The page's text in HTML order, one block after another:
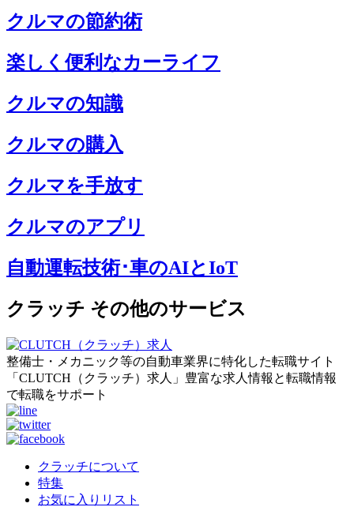
クルマの節約術
楽しく便利なカーライフ
クルマの知識
クルマの購入
クルマを手放す
クルマのアプリ
自動運転技術･車のAIとIoT
クラッチ その他のサービス
整備士・メカニック等の自動車業界に特化した転職サイト
「CLUTCH（クラッチ）求人」豊富な求人情報と転職情報
で転職をサポート
クラッチについて
特集
お気に入りリスト